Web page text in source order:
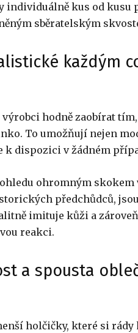
individuálně kus od kusu
sběratelským
každým
hodně zaobírat
To umožňují nejen
dispozici v žádném
ohromným
předchůdců, jsou
imituje kůži a
reakci.
a spousta
holčičky, které si